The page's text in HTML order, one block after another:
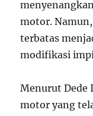
motor.
terbatas
modifikasi
Menurut Dede
motor yang